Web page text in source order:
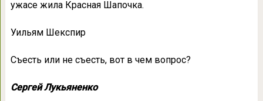
ужасе жила Красная Шапочка.
Уильям Шекспир
Съесть или не съесть, вот в чем вопрос?
Сергей Лукьяненко